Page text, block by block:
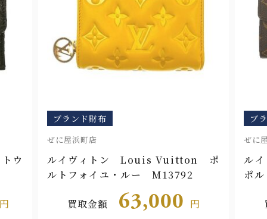
ウ
ブランド財布
ぜに屋浜町店
ルイヴィトン Louis Vuitton ポ
ルトフォイユ・ルー M13792
買取金額 63,000 円
ブ
ぜに
ル
ポ